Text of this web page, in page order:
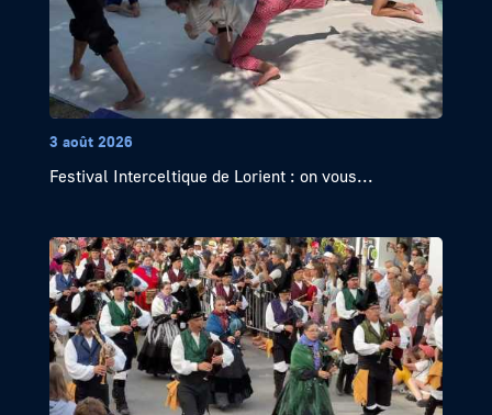
3 août 2026
Festival Interceltique de Lorient : on vous...